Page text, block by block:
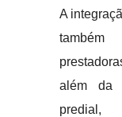
A
também
além da
predial,